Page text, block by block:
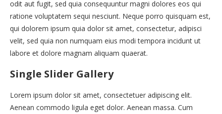
odit aut fugit, sed quia consequuntur magni dolores eos qui
ratione voluptatem sequi nesciunt. Neque porro quisquam est,
qui dolorem ipsum quia dolor sit amet, consectetur, adipisci
velit, sed quia non numquam eius modi tempora incidunt ut
labore et dolore magnam aliquam quaerat.
Single Slider Gallery
Lorem ipsum dolor sit amet, consectetuer adipiscing elit.
Aenean commodo ligula eget dolor. Aenean massa. Cum